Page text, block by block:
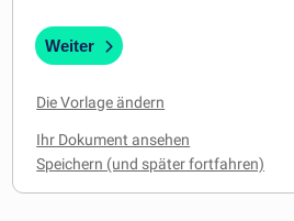
MEIN KONTO
Weiter
Die Vorlage ändern
Ihr Dokument ansehen